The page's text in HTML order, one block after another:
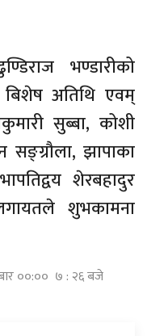
भण्डारीको
बिशेष अतिथि एवम्
सुब्बा, कोशी
झापाका
शेरबहादुर
शुभकामना
००:०० ७ : २६ बजे